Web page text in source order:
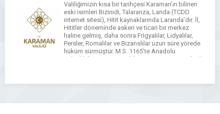
Valiliğimizin kısa bir tarihçesi Karaman’ın bilinen
eski isimleri Bizinidi, Talaranza, Landa (TCDD
internet sitesi), Hitit kaynaklarında Laranda’dır. İl,
Hititler döneminde askeri ve ticari bir merkez
haline gelmiş, daha sonra Frigyalılar, Lidyalılar,
Persler, Romalılar ve Bizanslılar uzun süre yörede
hüküm sürmüştür. M.S. 1165’te Anadolu
Selçuklularının egemenliğine girmiştir. 1256 yılında